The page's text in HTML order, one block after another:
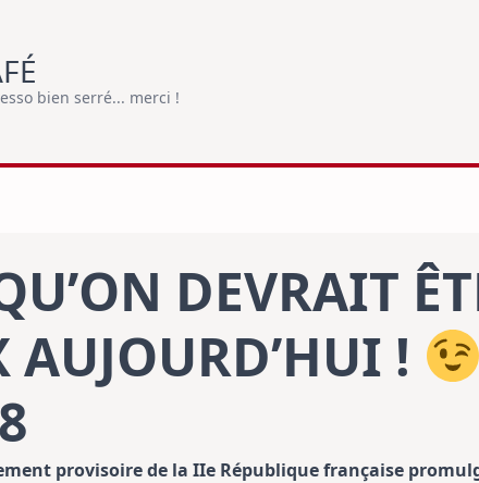
bien serré... merci !
DEVRAIT
AUJOURD’HUI !
provisoire de la IIe République française